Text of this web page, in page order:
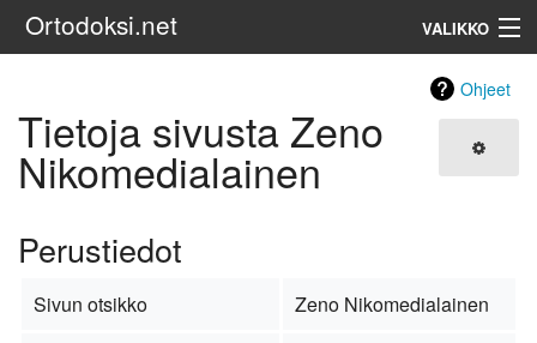
Ortodoksi.net VALIKKO
Haku
Ohjeet
Tietoja sivusta Zeno
Nikomedialainen
Perustiedot
Sivun otsikko
Zeno Nikomedialainen